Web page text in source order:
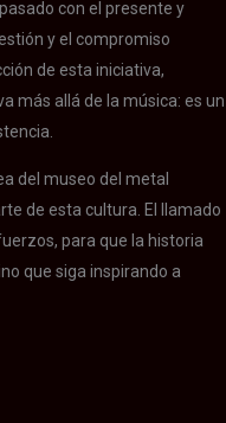
con el presente y
y el compromiso
de esta iniciativa,
más allá de la música: es un
del museo del metal
de esta cultura. El llamado
para que la historia
que siga inspirando a